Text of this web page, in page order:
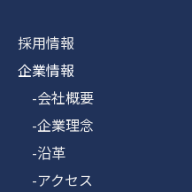
採用情報
企業情報
-会社概要
-企業理念
-沿革
-アクセス